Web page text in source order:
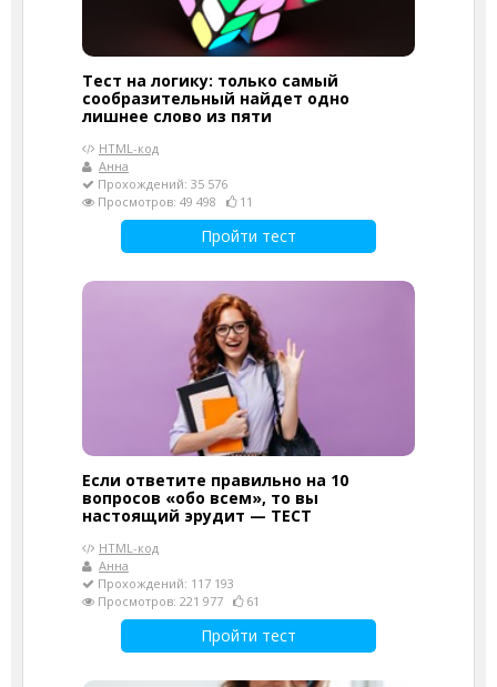
Тест на логику: только самый
сообразительный найдет одно
лишнее слово из пяти
HTML-код
Анна
Прохождений: 35 576
Просмотров: 49 498
11
Пройти тест
Если ответите правильно на 10
вопросов «обо всем», то вы
настоящий эрудит — ТЕСТ
HTML-код
Анна
Прохождений: 117 193
Просмотров: 221 977
61
Пройти тест